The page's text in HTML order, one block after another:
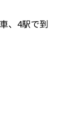
、4駅で到